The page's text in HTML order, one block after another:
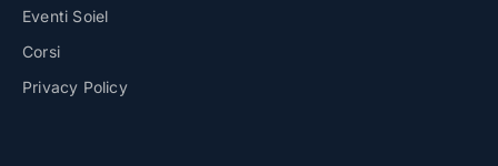
Eventi Soiel
Corsi
Privacy Policy